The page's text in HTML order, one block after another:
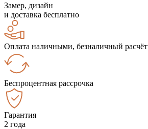
Замер, дизайн
и доставка бесплатно
Оплата наличными, безналичный расчёт
Беспроцентная рассрочка
Гарантия
2 года